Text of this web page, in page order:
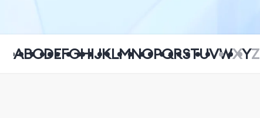
ABCDEFGHIJKLMNOPQRSTUVWXYZ